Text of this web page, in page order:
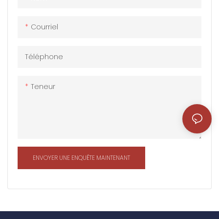
Courriel
Téléphone
Teneur
ENVOYER UNE ENQUÊTE MAINTENANT
la disposition sont
du projet. Il est largement
l'anti-corrosion. La durée
de vie du produit peut
atteindre plus de 15 ans